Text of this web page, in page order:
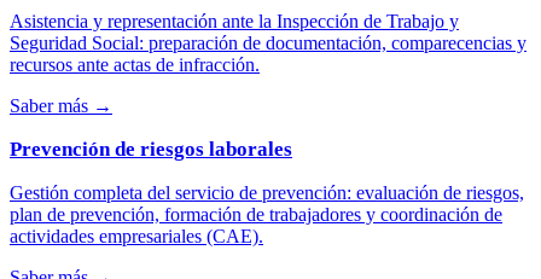
Asistencia y representación ante la Inspección de Trabajo y
Seguridad Social: preparación de documentación, comparecencias y
recursos ante actas de infracción.
Saber más →
Prevención de riesgos laborales
Gestión completa del servicio de prevención: evaluación de riesgos,
plan de prevención, formación de trabajadores y coordinación de
actividades empresariales (CAE).